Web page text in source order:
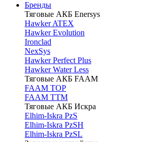
Бренды
Тяговые АКБ Enersys
Hawker ATEX
Hawker Evolution
Ironclad
NexSys
Hawker Perfect Plus
Hawker Water Less
Тяговые АКБ FAAM
FAAM TOP
FAAM TTM
Тяговые АКБ Искра
Elhim-Iskra PzS
Elhim-Iskra PzSH
Elhim-Iskra PzSL